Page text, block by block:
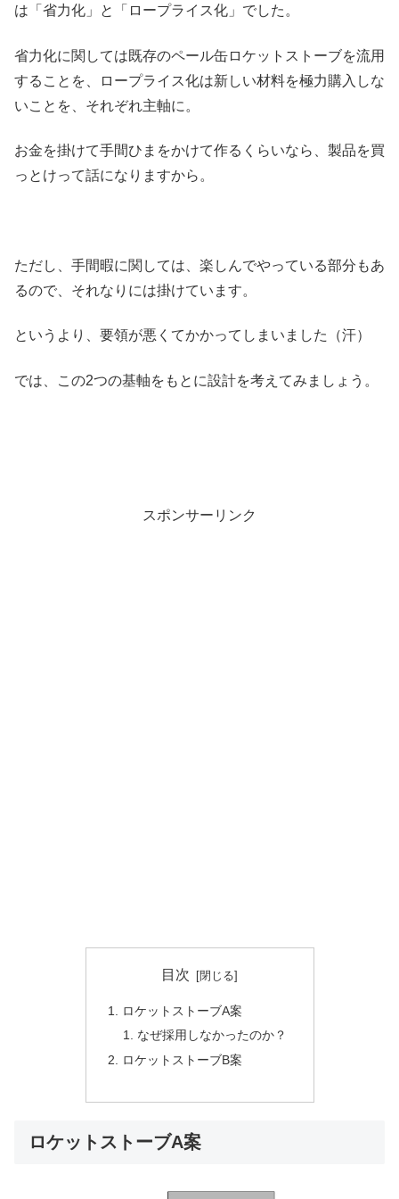
は「省力化」と「ロープライス化」でした。
省力化に関しては既存のペール缶ロケットストーブを流用
することを、ロープライス化は新しい材料を極力購入しな
いことを、それぞれ主軸に。
お金を掛けて手間ひまをかけて作るくらいなら、製品を買
っとけって話になりますから。
ただし、手間暇に関しては、楽しんでやっている部分もあ
るので、それなりには掛けています。
というより、要領が悪くてかかってしまいました（汗）
では、この2つの基軸をもとに設計を考えてみましょう。
スポンサーリンク
目次
ロケットストーブA案
なぜ採用しなかったのか？
ロケットストーブB案
ロケットストーブA案